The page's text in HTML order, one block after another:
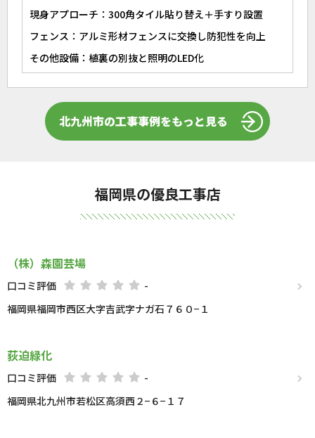
現身アプローチ：300角タイル貼り替え＋手すり設置
フェンス：アルミ形材フェンスに交換し防犯性を向上
その他設備：植裏の別抜と照明のLED化
北九州市の工事事例をもっと見る
福岡県の優良工事店
（株）森園芸場
口コミ評価
-
福岡県福岡市西区大字吉武字ナガ石７６０−１
荻迫緑化
口コミ評価
-
福岡県北九州市若松区高須西２−６−１７